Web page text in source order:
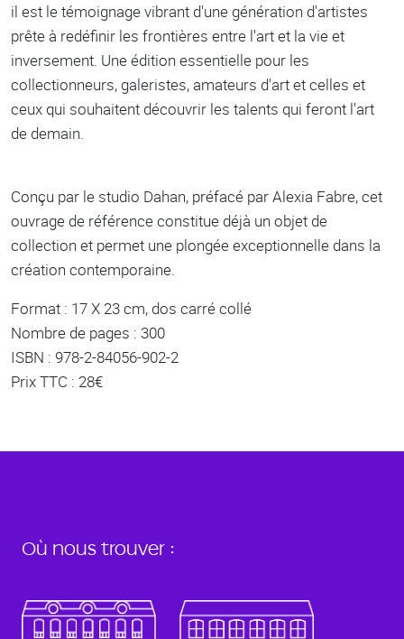
il est le témoignage vibrant d'une génération d'artistes
prête à redéfinir les frontières entre l'art et la vie et
inversement. Une édition essentielle pour les
collectionneurs, galeristes, amateurs d'art et celles et
ceux qui souhaitent découvrir les talents qui feront l'art
de demain.
Conçu par le studio Dahan, préfacé par Alexia Fabre, cet
ouvrage de référence constitue déjà un objet de
collection et permet une plongée exceptionnelle dans la
création contemporaine.
Format : 17 X 23 cm, dos carré collé
Nombre de pages : 300
ISBN : 978-2-84056-902-2
Prix TTC : 28€
Où nous trouver :